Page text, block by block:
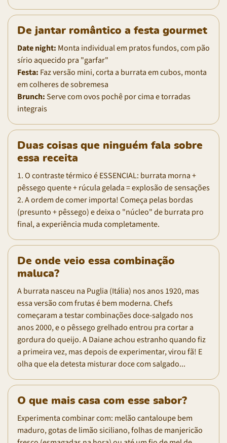
De jantar romântico a festa gourmet
Date night: Monta individual em pratos fundos, com pão
sírio aquecido pra "garfar"
Festa: Faz versão mini, corta a burrata em cubos, monta
em colheres de sobremesa
Brunch:Serve com ovos pochê por cima e torradas
integrais
Duas coisas que ninguém fala sobre
essa receita
1. O contraste térmico é ESSENCIAL: burrata morna +
pêssego quente + rúcula gelada = explosão de sensações
2. A ordem de comer importa! Começa pelas bordas
(presunto + pêssego) e deixa o "núcleo" de burrata pro
final, a experiência muda completamente.
De onde veio essa combinação
maluca?
A burrata nasceu na Puglia (Itália) nos anos 1920, mas
essa versão com frutas é bem moderna. Chefs
começaram a testar combinações doce-salgado nos
anos 2000, e o pêssego grelhado entrou pra cortar a
gordura do queijo. A Daiane achou estranho quando fiz
a primeira vez, mas depois de experimentar, virou fã! E
olha que ela detesta misturar doce com salgado...
O que mais casa com esse sabor?
Experimenta combinar com: melão cantaloupe bem
maduro, gotas de limão siciliano, folhas de manjericão